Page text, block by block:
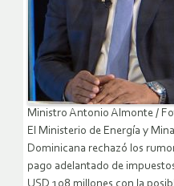
Ministro Antonio Almonte /
El Ministerio de Energía y
Dominicana rechazó los
pago adelantado de